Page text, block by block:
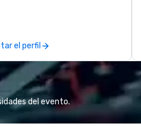
that shares your
and your sentiments
el perfil
del evento.